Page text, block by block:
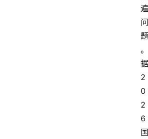
遍
问
题
。
据
2
0
2
6
国